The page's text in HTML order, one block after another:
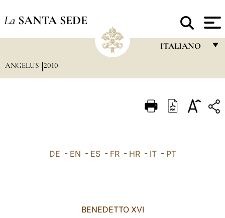
La SANTA SEDE
ITALIANO
ITALIANO
ANGELUS 2010
DE - EN - ES- FR- HR- IT- PT
BENEDETTO XVI